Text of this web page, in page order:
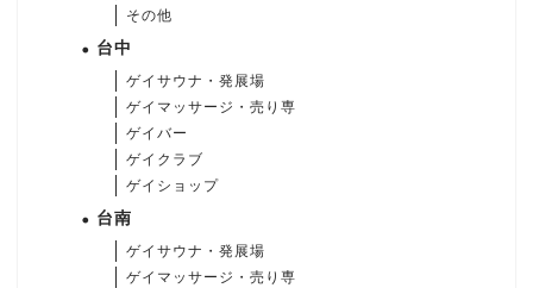
その他
台中
ゲイサウナ・発展場
ゲイマッサージ・売り専
ゲイバー
ゲイクラブ
ゲイショップ
台南
ゲイサウナ・発展場
ゲイマッサージ・売り専